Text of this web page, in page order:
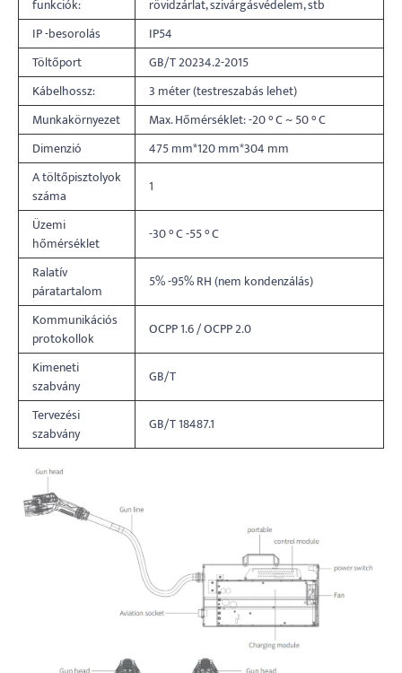
funkciók:
rövidzárlat, szivárgásvédelem, stb
IP -besorolás
IP54
Töltőport
GB/T 20234.2-2015
Kábelhossz:
3 méter (testreszabás lehet)
Munkakörnyezet
Max. Hőmérséklet: -20 ° C ~ 50 ° C
Dimenzió
475 mm*120 mm*304 mm
A töltőpisztolyok
száma
1
Üzemi
hőmérséklet
-30 ° C -55 ° C
Ralatív
páratartalom
5% -95% RH (nem kondenzálás)
Kommunikációs
protokollok
OCPP 1.6 / OCPP 2.0
Kimeneti
szabvány
GB/T
Tervezési
szabvány
GB/T 18487.1